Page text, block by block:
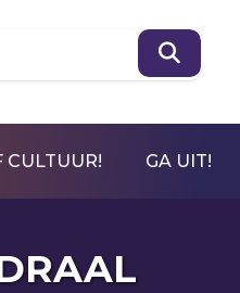
CULTUUR! GA UIT!